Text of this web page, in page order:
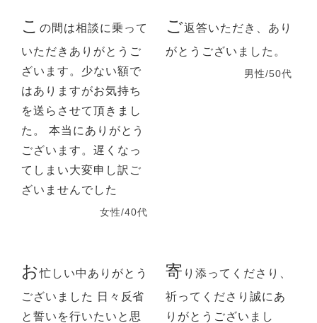
こ の間は相談に乗って
いただきありがとうご
ざいます。少ない額で
はありますがお気持ち
を送らさせて頂きまし
た。 本当にありがとう
ございます。遅くなっ
てしまい大変申し訳ご
ざいませんでした
女性/40代
ご返答いただき、あり
がとうございました。
男性/50代
お忙しい中ありがとう
ございました 日々反省
と誓いを行いたいと思
寄 り添ってくださり、
祈ってくださり誠にあ
りがとうございまし